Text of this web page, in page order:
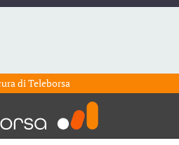
diTeleborsa